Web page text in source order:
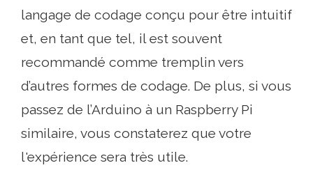
langage de codage conçu pour être intuitif
et, en tant que tel, il est souvent
recommandé comme tremplin vers
d’autres formes de codage. De plus, si vous
passez de l’Arduino à un Raspberry Pi
similaire, vous constaterez que votre
l'expérience sera très utile.